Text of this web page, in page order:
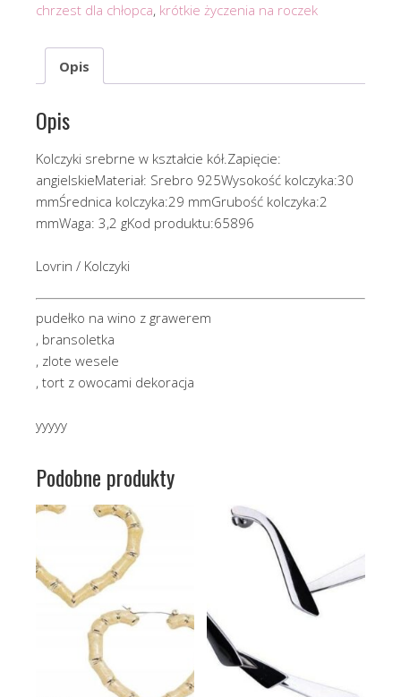
chrzest dla chłopca, krótkie życzenia na roczek
Opis
Opis
Kolczyki srebrne w kształcie kół.Zapięcie:
angielskieMateriał: Srebro 925Wysokość kolczyka:30
mmŚrednica kolczyka:29 mmGrubość kolczyka:2
mmWaga: 3,2 gKod produktu:65896
Lovrin / Kolczyki
pudełko na wino z grawerem
, bransoletka
, zlote wesele
, tort z owocami dekoracja
yyyyy
Podobne produkty